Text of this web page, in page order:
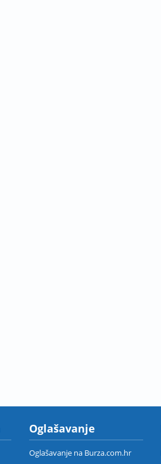
Oglašavanje
Oglašavanje na Burza.com.hr